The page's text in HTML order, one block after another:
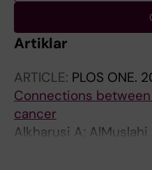
Artiklar
ARTICLE: PLOS ONE.
Connections
cancer
Alkharusi A; AlMuslahi
AlRawahi S;